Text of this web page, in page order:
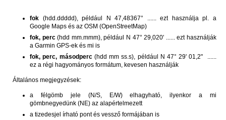
fok (hdd.ddddd), például N 47,48367° ...... ezt használja pl. a
Google Maps és az OSM (OpenStreetMap)
fok, perc(hdd mm.mmm), például N 47° 29,020' ...... ezt használják
a Garmin GPS-ek és mi is
fok, perc, másodperc(hdd mm ss.s), például N 47° 29' 01,2" ......
ez a régi hagyományos formátum, kevesen használják
Általános megjegyzések:
a félgömb jele (N/S, E/W) elhagyható, ilyenkor a mi
gömbnegyedünk (NE) az alapértelmezett
a tizedesjel írható pont és vessző formájában is